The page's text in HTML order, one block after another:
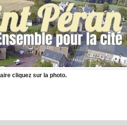
cliquez sur la photo.